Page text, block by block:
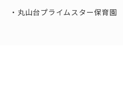
丸山台プライムスター保育園